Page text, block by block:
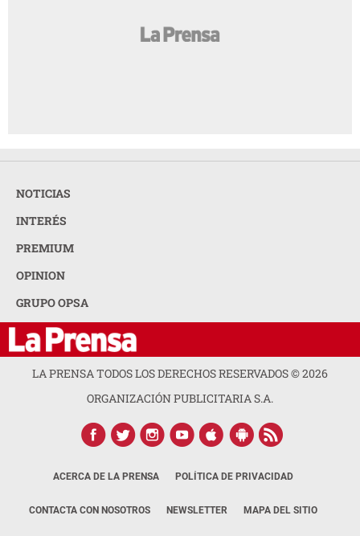
NOTICIAS
INTERÉS
PREMIUM
OPINION
GRUPO OPSA
LA PRENSA TODOS LOS DERECHOS RESERVADOS ©2026
ORGANIZACIÓN PUBLICITARIA S.A.
ACERCA DE LA PRENSA POLÍTICA DE PRIVACIDAD
CONTACTA CON NOSOTROS NEWSLETTER MAPA DEL SITIO